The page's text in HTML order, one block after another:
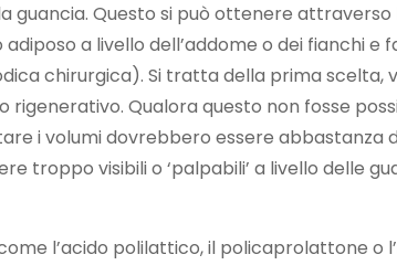
guancia. Questo si può ottenere
a livello dell’addome o dei fianchi e
chirurgica). Si tratta della prima scelta,
rigenerativo. Qualora questo non fosse
i volumi dovrebbero essere abbastanza
troppo visibili o ‘palpabili’ a livello delle
l’acido polilattico, il policaprolattone o